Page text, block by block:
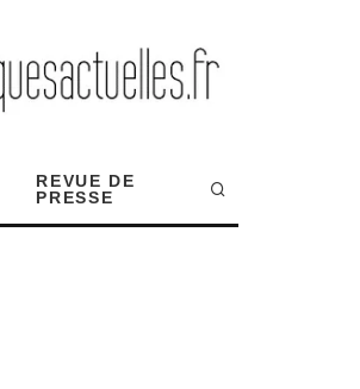
REVUE DE
PRESSE